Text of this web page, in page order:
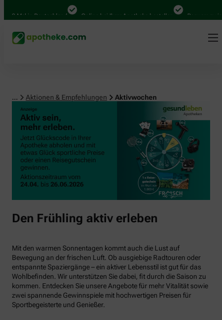
Mal in Deutschland Online bei Ihrer Apotheke bestellen Bequem
... Aktionen & Empfehlungen Aktivwochen
Den Frühling aktiv erleben
Mit den warmen Sonnentagen kommt auch die Lust auf
Bewegung an der frischen Luft. Ob ausgiebige Radtouren oder
entspannte Spaziergänge – ein aktiver Lebensstil ist gut für das
Wohlbefinden. Wir unterstützen Sie dabei, fit durch die Saison zu
kommen. Entdecken Sie unsere Angebote für mehr Vitalität sowie
zwei spannende Gewinnspiele mit hochwertigen Preisen für
Sportbegeisterte und Genießer.